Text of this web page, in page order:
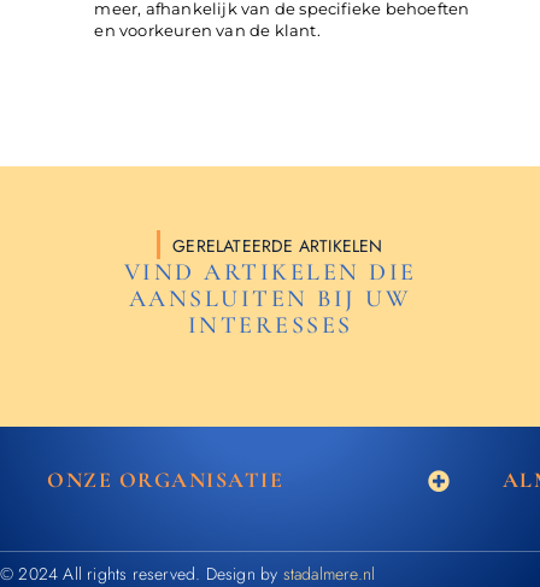
meer, afhankelijk van de specifieke behoeften
en voorkeuren van de klant.
GERELATEERDE ARTIKELEN
VIND ARTIKELEN DIE
AANSLUITEN BIJ UW
INTERESSES
ONZE ORGANISATIE
© 2024 All rights reserved. Design by stadalmere.nl